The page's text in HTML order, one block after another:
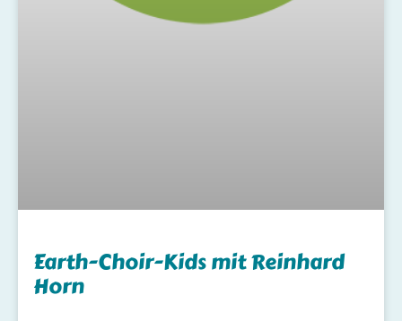
Earth-Choir-Kids mit Reinhard
Horn